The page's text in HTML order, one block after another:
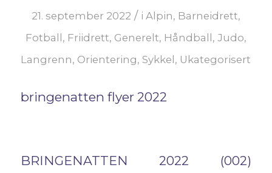
21. september 2022 / i Alpin, Barneidrett,
Fotball, Friidrett, Generelt, Håndball, Judo,
Langrenn, Orientering,Sykkel, Ukategorisert
bringenatten flyer 2022
BRINGENATTEN 2022 (002)